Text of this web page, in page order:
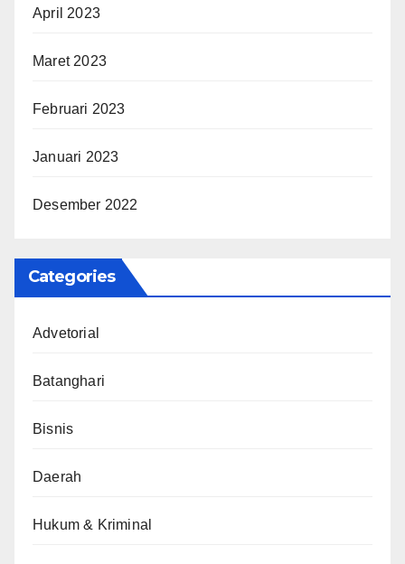
April 2023
Maret 2023
Februari 2023
Januari 2023
Desember 2022
Categories
Advetorial
Batanghari
Bisnis
Daerah
Hukum & Kriminal